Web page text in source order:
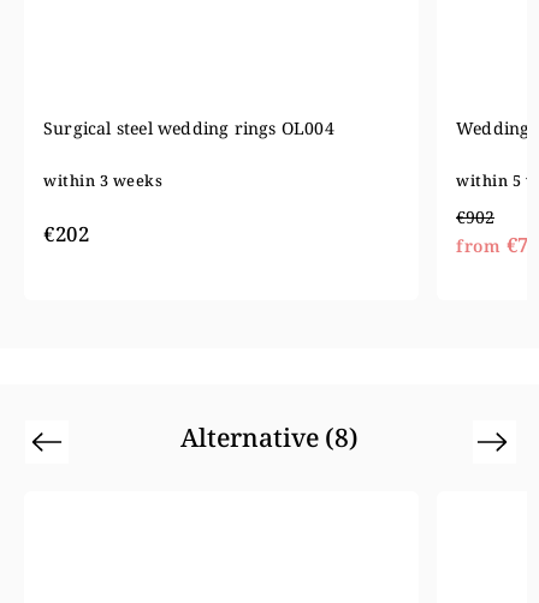
Wedding rings B8332 - white gold
within 5 weeks
from
within 5
€573
Alternative (8)
Previous Next